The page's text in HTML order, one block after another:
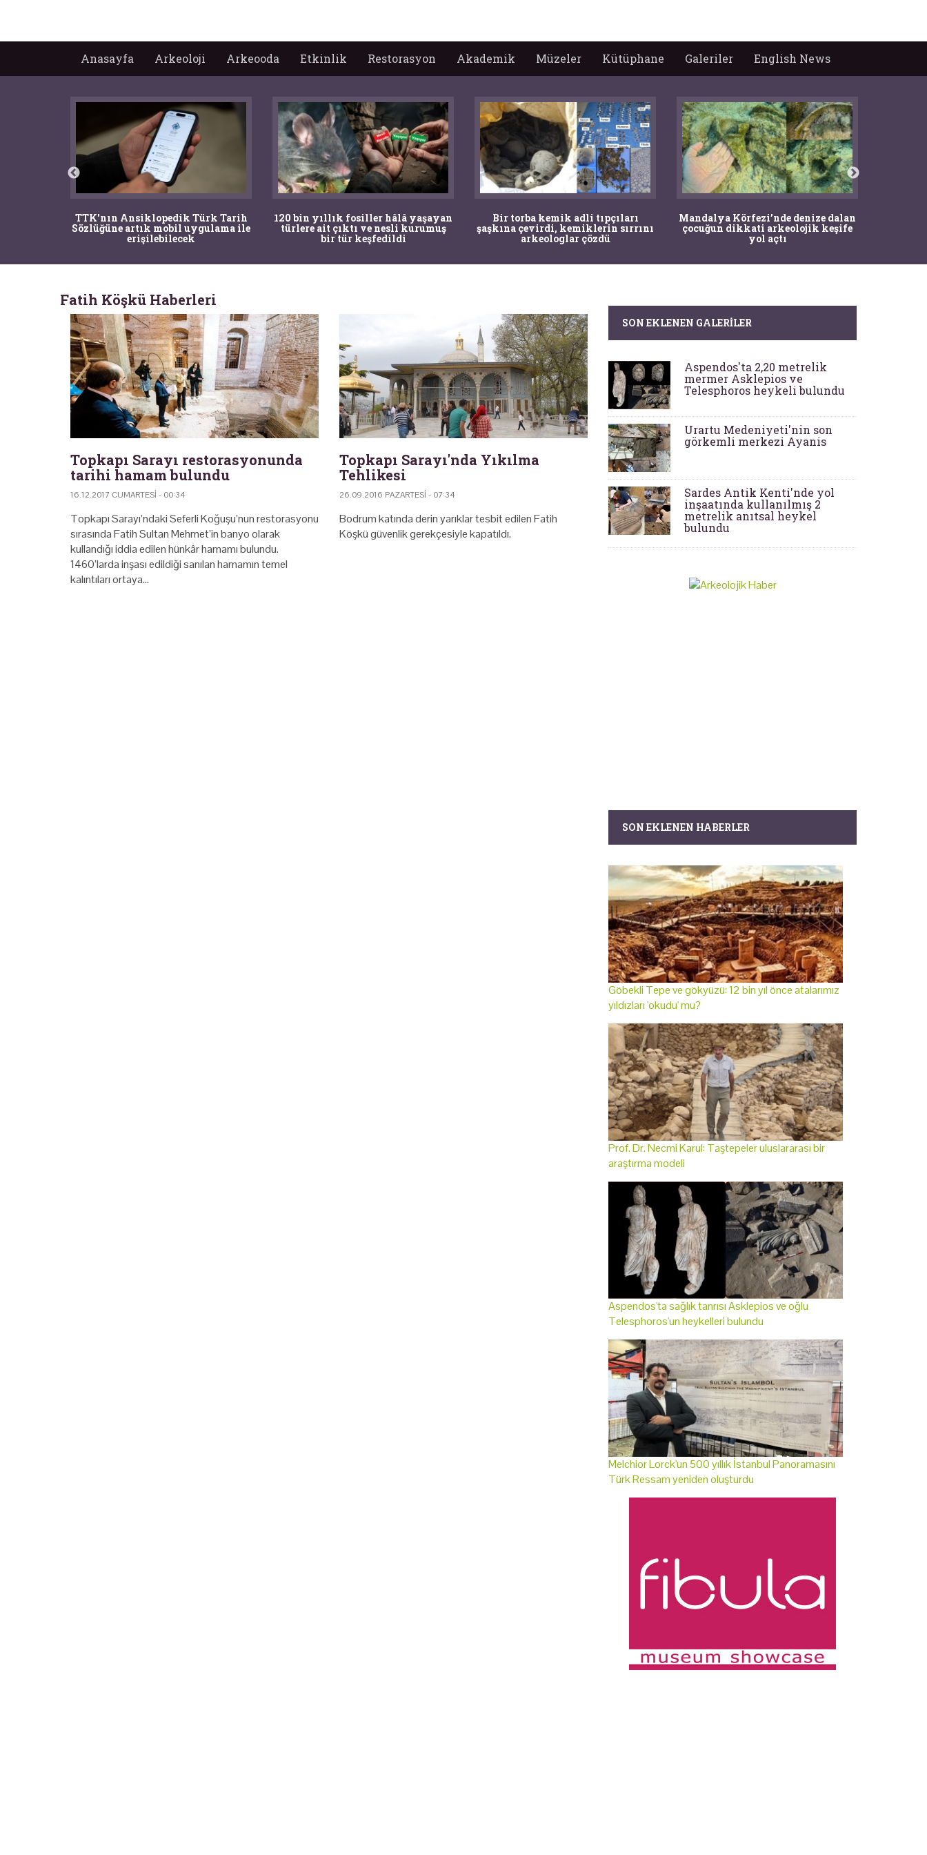
Anasayfa Arkeoloji Arkeooda Etkinlik Restorasyon Akademik Müzeler Kütüphane Galeriler English News
TTK'nın Ansiklopedik Türk Tarih
Sözlüğüne artık mobil uygulama ile
erişilebilecek
120 bin yıllık fosiller hâlâ yaşayan
türlere ait çıktı ve nesli kurumuş
bir tür keşfedildi
Bir torba kemik adli tıpçıları
şaşkına çevirdi, kemiklerin sırrını
arkeologlar çözdü
Mandalya Körfezi’nde denize dalan
çocuğun dikkati arkeolojik keşife
yol açtı
Fatih Köşkü Haberleri
Topkapı Sarayı restorasyonunda
tarihi hamam bulundu
16.12.2017 CUMARTESI - 00:34
Topkapı Sarayı’ndaki Seferli Koğuşu’nun restorasyonu
sırasında Fatih Sultan Mehmet’in banyo olarak
kullandığı iddia edilen hünkâr hamamı bulundu.
1460’larda inşası edildiği sanılan hamamın temel
kalıntıları ortaya…
Topkapı Sarayı'nda Yıkılma
Tehlikesi
26.09.2016 PAZARTESI - 07:34
Bodrum katında derin yarıklar tesbit edilen Fatih
Köşkü güvenlik gerekçesiyle kapatıldı.
SON EKLENEN GALERILER
Aspendos'ta 2,20 metrelik
mermer Asklepios ve
Telesphoros heykeli bulundu
Urartu Medeniyeti'nin son
görkemli merkezi Ayanis
Sardes Antik Kenti'nde yol
inşaatında kullanılmış 2
metrelik anıtsal heykel
bulundu
SON EKLENEN HABERLER
Göbekli Tepe ve gökyüzü: 12 bin yıl önce atalarımız
yıldızları 'okudu' mu?
Prof. Dr. Necmi Karul: Taştepeler uluslararası bir
araştırma modeli
Aspendos'ta sağlık tanrısı Asklepios ve oğlu
Telesphoros'un heykelleri bulundu
Melchior Lorck'un 500 yıllık İstanbul Panoramasını
Türk Ressam yeniden oluşturdu